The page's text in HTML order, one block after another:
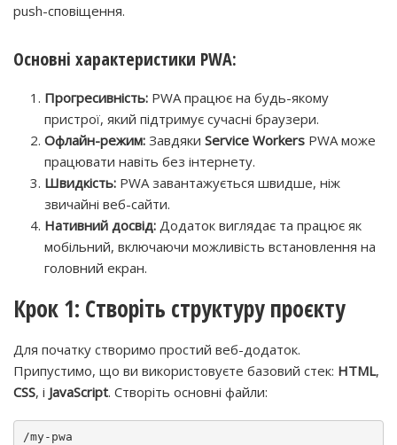
push-сповіщення.
Основні характеристики PWA:
Прогресивність: PWA працює на будь-якому
пристрої, який підтримує сучасні браузери.
Офлайн-режим: Завдяки Service Workers PWA може
працювати навіть без інтернету.
Швидкість: PWA завантажується швидше, ніж
звичайні веб-сайти.
Нативний досвід: Додаток виглядає та працює як
мобільний, включаючи можливість встановлення на
головний екран.
Крок 1: Створіть структуру проєкту
Для початку створимо простий веб-додаток.
Припустимо, що ви використовуєте базовий стек: HTML,
CSS, і JavaScript. Створіть основні файли:
/my-pwa